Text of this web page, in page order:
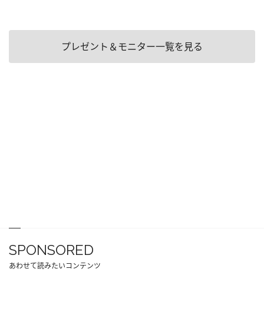
プレゼント＆モニター一覧を見る
SPONSORED
あわせて読みたいコンテンツ